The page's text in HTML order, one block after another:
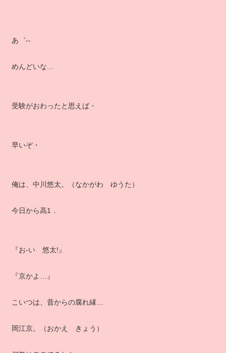
あ゛‐‐
めんどいな…
受験がおわったと思えば・
早いぞ・
俺は、中川悠太。（なかがわ ゆうた）
今日から高1．
『お‐い 悠太!』
『京かよ…』
こいつは、昔からの腐れ縁…
岡江京。（おかえ きょう）